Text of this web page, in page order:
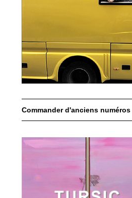
Commander d'anciens numéros